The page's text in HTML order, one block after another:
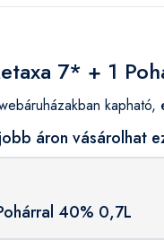
7* + 1
áron vásárolhat
40% 0,7L